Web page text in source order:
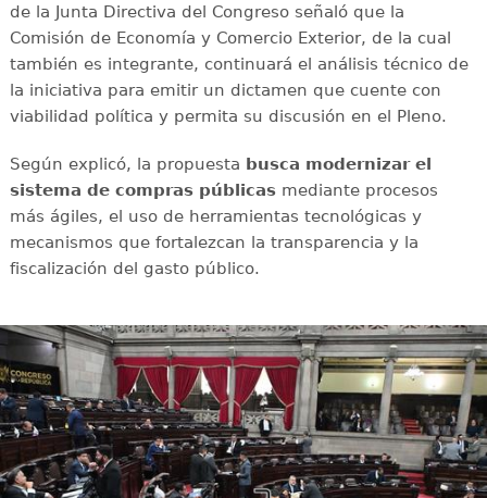
de la Junta Directiva del Congreso señaló que la
Comisión de Economía y Comercio Exterior, de la cual
también es integrante, continuará el análisis técnico de
la iniciativa para emitir un dictamen que cuente con
viabilidad política y permita su discusión en el Pleno.
Según explicó, la propuesta busca modernizar el
sistema de compras públicasmediante procesos
más ágiles, el uso de herramientas tecnológicas y
mecanismos que fortalezcan la transparencia y la
fiscalización del gasto público.